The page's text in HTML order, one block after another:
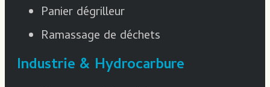
Panier dégrilleur
Ramassage de déchets
Industrie & Hydrocarbure